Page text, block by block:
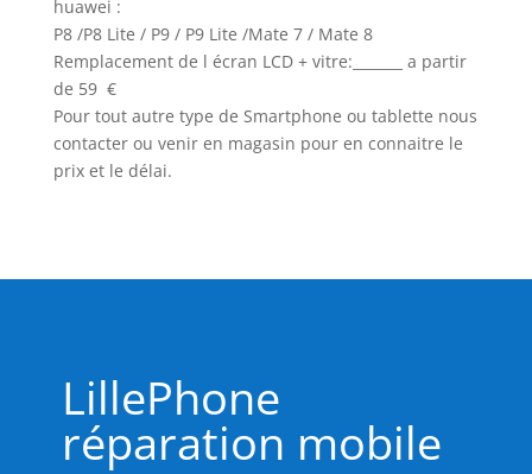
huawei :
P8 /P8 Lite / P9 / P9 Lite /Mate 7 / Mate 8
Remplacement de l écran LCD + vitre:_______ a partir
de 59 €
Pour tout autre type de Smartphone ou tablette nous
contacter ou venir en magasin pour en connaitre le
prix et le délai.
LillePhone
réparation mobile